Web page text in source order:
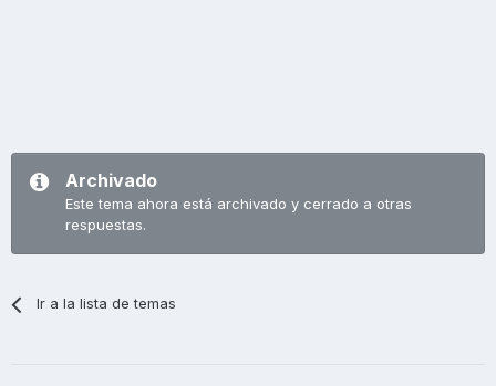
Archivado
Este tema ahora está archivado y cerrado a otras
respuestas.
Ir a la lista de temas